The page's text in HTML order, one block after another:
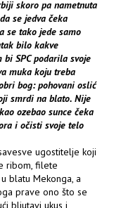
skoro pa nametnuta
se jedva čeka
se tako jede samo
bilo kakve
SPC podarila svoje
muka koju treba
bog: pohovani oslić
smrdi na blato. Nije
ozebao sunce čeka
i očisti svoje telo
ugostitelje koji
ribom, filete
blatu Mekonga, a
prave ono što se
bljutavi ukus i